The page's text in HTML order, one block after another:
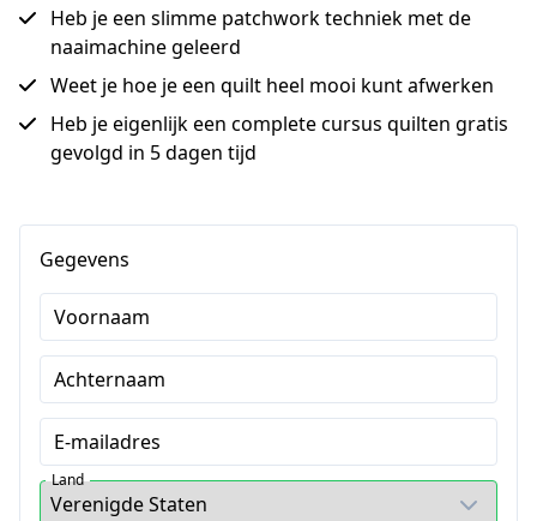
Heb je een slimme patchwork techniek met de
naaimachine geleerd
Weet je hoe je een quilt heel mooi kunt afwerken
Heb je eigenlijk een complete cursus quilten gratis
gevolgd in 5 dagen tijd
Gegevens
Voornaam
Achternaam
E-mailadres
Land